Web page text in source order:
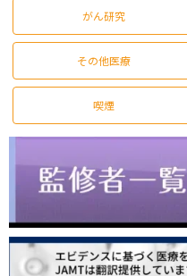
がん研究
その他医療
喫煙